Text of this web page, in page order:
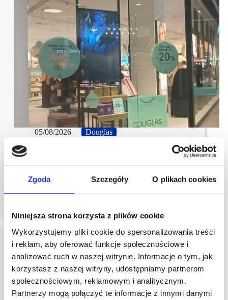
Zgoda Szczegóły O plikach cookies
Niniejsza strona korzysta z plików cookie
Wykorzystujemy pliki cookie do spersonalizowania treści
i reklam, aby oferować funkcje społecznościowe i
analizować ruch w naszej witrynie. Informacje o tym, jak
korzystasz z naszej witryny, udostępniamy partnerom
społecznościowym, reklamowym i analitycznym.
Partnerzy mogą połączyć te informacje z innymi danymi
05/08/2026 Douglas
DOUGLAS umacnia swoją obecność w Trójmieście
31 lipca sieć otworzyła nową perfumerię w Galerii